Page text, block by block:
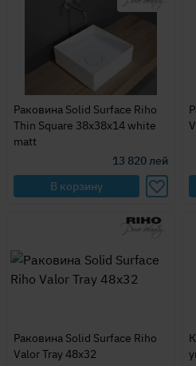
Раковина Solid Surface Riho
Thin Square 38x38x14 white
matt
13 820лей
В корзину
Раковина Solid Surface Riho
Valor Tray 48x32